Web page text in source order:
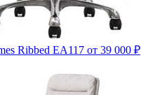
Ribbed EA117 от 39 000 ₽